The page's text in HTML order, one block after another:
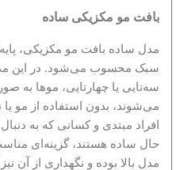
بافت مو مکزیکی ساده
مدل ساده بافت مو مکزیکی،
سبک محسوب می‌شود. در این
سه‌تایی یا چهارتایی، موها به
می‌شوند، بدون استفاده از مو یا
افراد مبتدی و کسانی که به
حال ساده هستند، گزینه‌ای
مدل بالا بوده و نگهداری از آن